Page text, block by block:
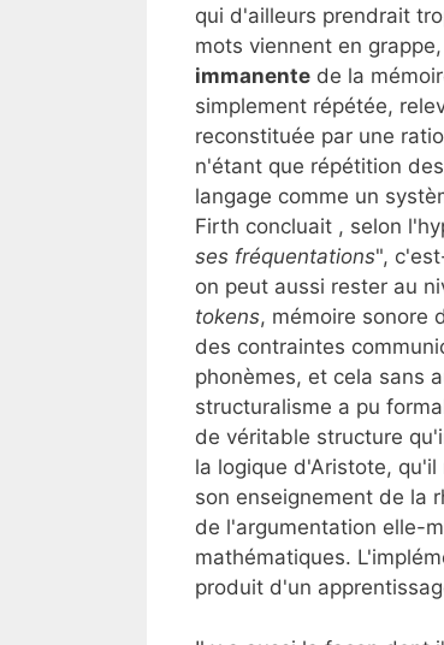
qui d'ailleurs prendrait
mots viennent en
immanente de la
simplement répétée,
reconstituée par une
n'étant que répétition
langage comme un
Firth concluait , selon
ses fréquentations",
on peut aussi rester au
tokens, mémoire sonore
des contraintes
phonèmes, et cela sans
structuralisme a pu
de véritable structure
la logique d'Aristote,
son enseignement de la
de l'argumentation elle-
mathématiques.
produit d'un